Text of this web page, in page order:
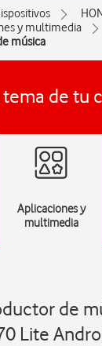
y multimedia
música
tema de tu
Aplicaciones y
multimedia
de
Lite